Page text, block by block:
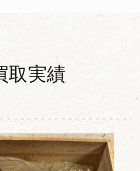
取実績